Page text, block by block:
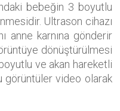
bebeğin 3 boyutlu
Ultrason cihazı
anne karnına gönderir
dönüştürülmesi
ve akan hareketli
görüntüler video olarak